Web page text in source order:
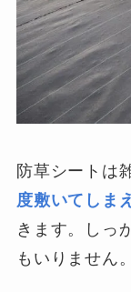
防草シートは
度敷いてしま
きます。しっ
もいりません。